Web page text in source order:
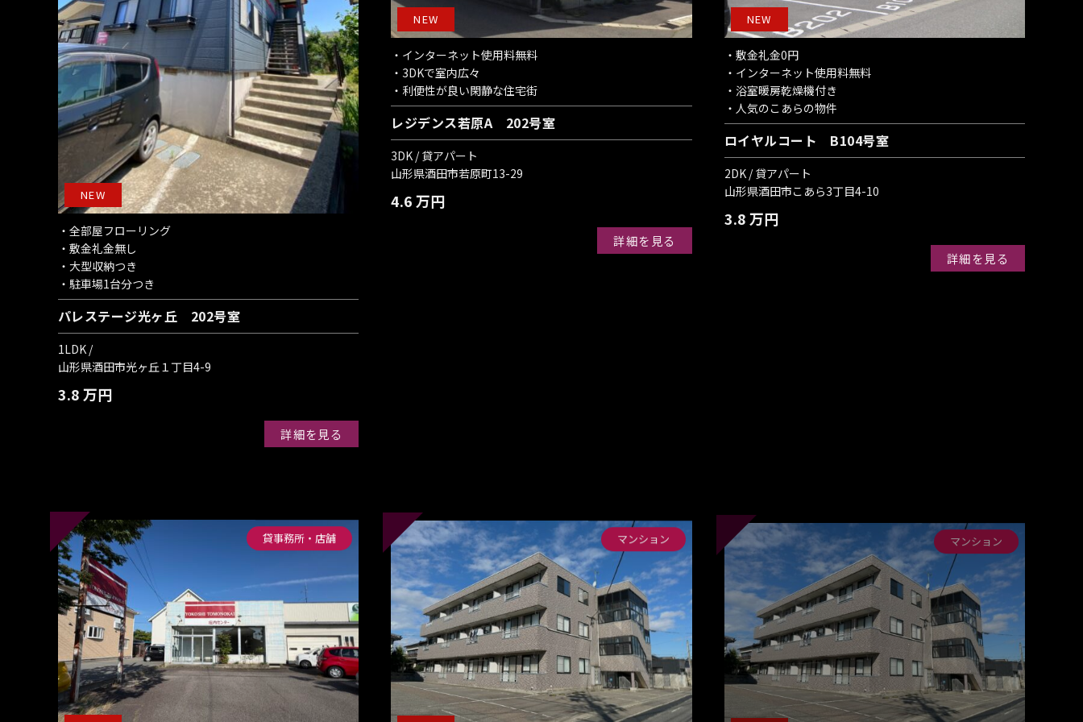
NEW
・全部屋フローリング
・敷金礼金無し
・大型収納つき
・駐車場1台分つき
パレステージ光ヶ丘 202号室
1LDK /
山形県酒田市光ヶ丘１丁目4-9
3.8 万円
詳細を見る
NEW
・インターネット使用料無料
・3DKで室内広々
・利便性が良い閑静な住宅街
レジデンス若原A 202号室
3DK / 貸アパート
山形県酒田市若原町13-29
4.6 万円
詳細を見る
NEW
・敷金礼金0円
・インターネット使用料無料
・浴室暖房乾燥機付き
・人気のこあらの物件
ロイヤルコート B104号室
2DK / 貸アパート
山形県酒田市こあら3丁目4-10
3.8 万円
詳細を見る
貸事務所・店舗 マンション アパート
マンション